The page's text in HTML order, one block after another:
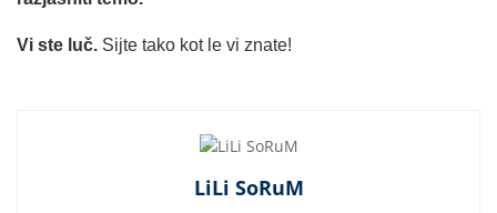
Vi ste luč. Sijte tako kot le vi znate!
LiLi SoRuM